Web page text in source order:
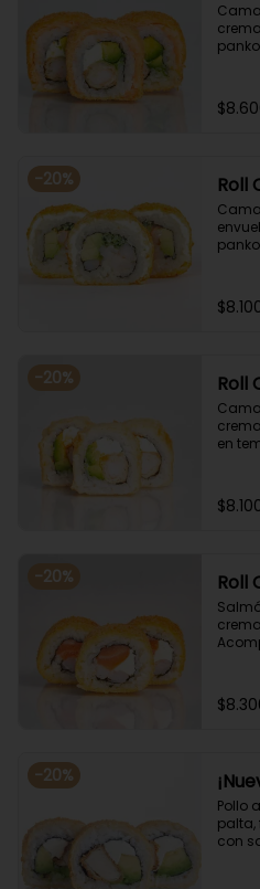
-20% Roll
-20% Roll
en
-20% Roll
-20%
Pollo
palta,
con